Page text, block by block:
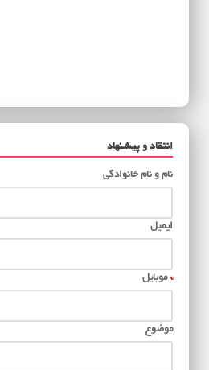
انتقاد و پیشنهاد
نام و نام خانوادگی
ایمیل
*موبایل
موضوع